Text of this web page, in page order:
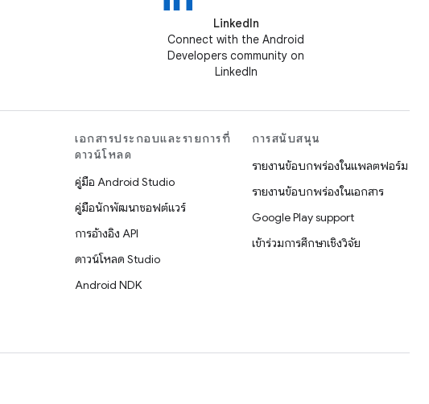
LinkedIn
Connect with the Android
Developers community on
LinkedIn
เอกสารประกอบและรายการที่
ดาวน์โหลด
คู่มือ Android Studio
คู่มือนักพัฒนาซอฟต์แวร์
การอ้างอิง API
ดาวน์โหลด Studio
Android NDK
การสนับสนุน
รายงานข้อบกพร่องในแพลตฟอร์ม
รายงานข้อบกพร่องในเอกสาร
Google Play support
เข้าร่วมการศึกษาเชิงวิจัย